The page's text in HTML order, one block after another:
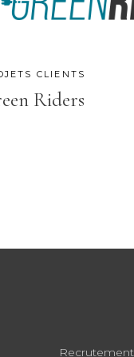
CLIENTS
Riders
Recrutement